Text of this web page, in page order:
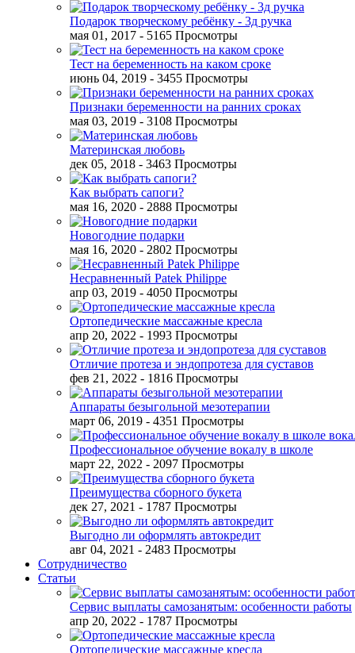
Подарок творческому ребёнку - 3д ручка
мая 01, 2017 - 5165 Просмотры
Тест на беременность на каком сроке
июнь 04, 2019 - 3455 Просмотры
Признаки беременности на ранних сроках
мая 03, 2019 - 3108 Просмотры
Материнская любовь
дек 05, 2018 - 3463 Просмотры
Как выбрать сапоги?
мая 16, 2020 - 2888 Просмотры
Новогодние подарки
мая 16, 2020 - 2802 Просмотры
Несравненный Patek Philippe
апр 03, 2019 - 4050 Просмотры
Ортопедические массажные кресла
апр 20, 2022 - 1993 Просмотры
Отличие протеза и эндопротеза для суставов
фев 21, 2022 - 1816 Просмотры
Аппараты безыгольной мезотерапии
март 06, 2019 - 4351 Просмотры
Профессиональное обучение вокалу в школе
март 22, 2022 - 2097 Просмотры
Преимущества сборного букета
дек 27, 2021 - 1787 Просмотры
Выгодно ли оформлять автокредит
авг 04, 2021 - 2483 Просмотры
Сотрудничество
Статьи
Сервис выплаты самозанятым: особенности работы
апр 20, 2022 - 1787 Просмотры
Ортопедические массажные кресла